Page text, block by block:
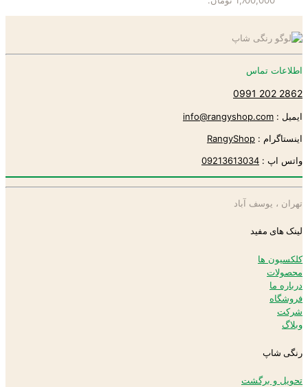
اطلاعات تماس
2862 202 0991
ایمیل : info@rangyshop.com
اینستاگرام : RangyShop
واتس اپ : 09213613034
تهران ، یوسف آباد
لینک های مفید
کلکسیون ها
محصولات
درباره ما
فروشگاه
شرکت
وبلاگ
رنگی شاپ
تحویل و برگشت